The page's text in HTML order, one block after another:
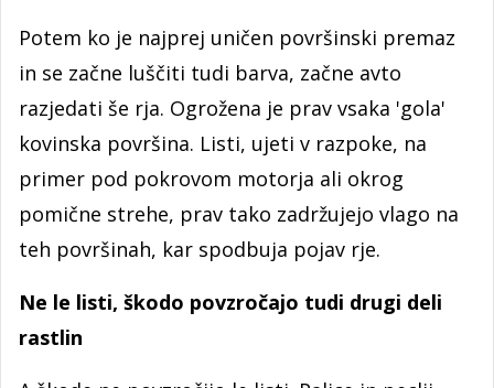
Potem ko je najprej uničen površinski premaz
in se začne luščiti tudi barva, začne avto
razjedati še rja. Ogrožena je prav vsaka 'gola'
kovinska površina. Listi, ujeti v razpoke, na
primer pod pokrovom motorja ali okrog
pomične strehe, prav tako zadržujejo vlago na
teh površinah, kar spodbuja pojav rje.
Ne le listi, škodo povzročajo tudi drugi deli
rastlin